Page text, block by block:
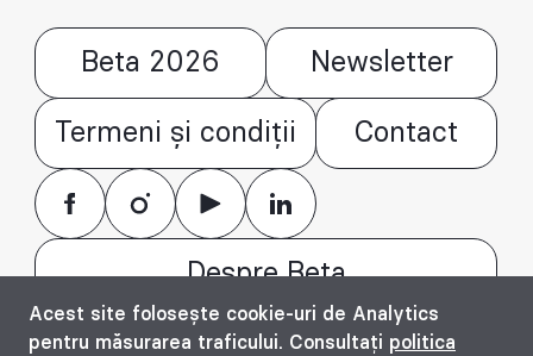
Acest site folosește cookie-uri de Analytics
pentru măsurarea traficului. Consultați politica
Beta 2026 Newsletter
Termeni și condiții Contact
Despre Beta
© Bienala timișoreană de arhitectură Beta
2016 - 2026. All rights reserved.